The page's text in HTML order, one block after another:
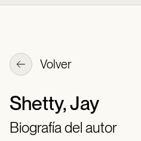
Volver
Shetty, Jay
Biografía del autor